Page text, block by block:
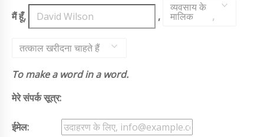
मैं हूँ, ,
व्यवसाय के
मालिक ,
तत्काल खरीदना चाहते हैं
To make a word in a word.
मेरे संपर्क सूत्र:
ईमेल: